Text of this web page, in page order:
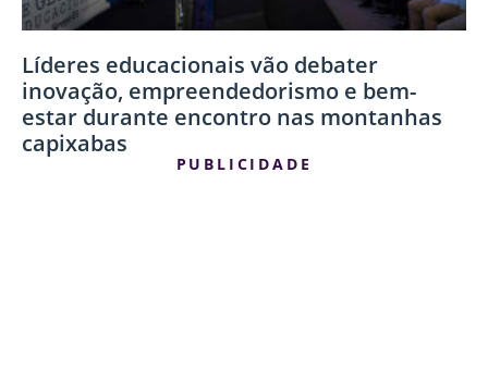
Líderes educacionais vão debater
inovação, empreendedorismo e bem-
estar durante encontro nas montanhas
capixabas
PUBLICIDADE